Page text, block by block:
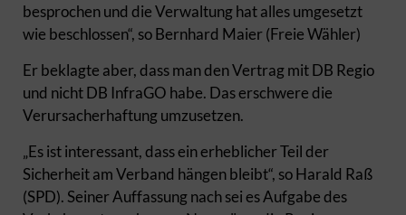
besprochen und die Verwaltung hat alles umgesetzt
wie beschlossen“, so Bernhard Maier (Freie Wähler)
Er beklagte aber, dass man den Vertrag mit DB Regio
und nicht DB InfraGO habe. Das erschwere die
Verursacherhaftung umzusetzen.
„Es ist interessant, dass ein erheblicher Teil der
Sicherheit am Verband hängen bleibt“, so Harald Raß
(SPD). Seiner Auffassung nach sei es Aufgabe des